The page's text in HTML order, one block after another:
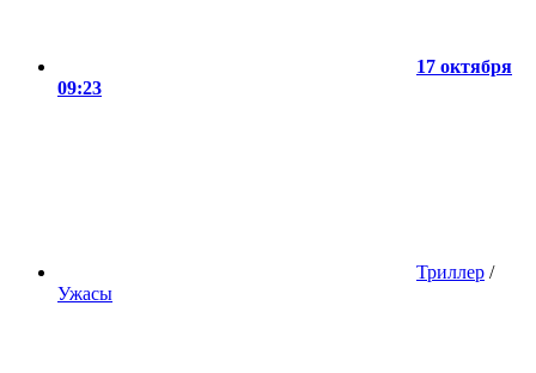
17 октября
09:23
Триллер /
Ужасы